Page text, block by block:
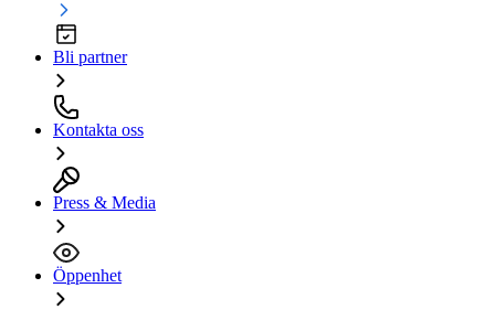
Bli partner
Kontakta oss
Press & Media
Öppenhet